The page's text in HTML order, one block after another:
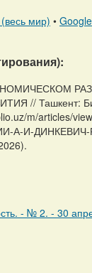
мир) • Google
// Ташкент:
m/articles/
А-И-
- № 2. - 30